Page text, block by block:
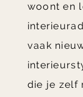
woont en
vaak
die je zelf